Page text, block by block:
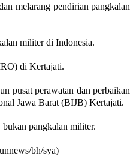
melarang pendirian pangkalan
militer di Indonesia.
di Kertajati.
pusat perawatan dan perbaikan
Jawa Barat (BIJB) Kertajati.
pangkalan militer.
bh/sya)